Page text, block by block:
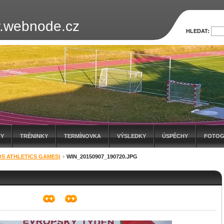
TRÉNINKY TERMÍNOVKA VÝSLEDKY ÚSPĚCHY
ATHLETICS GAMES) WIN_20150907_190720.JPG
HLEDAT: